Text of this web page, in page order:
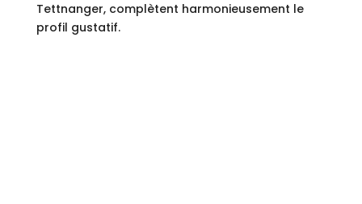
Tettnanger, complètent harmonieusement le
profil gustatif.